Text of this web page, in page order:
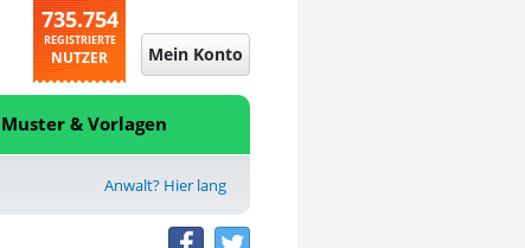
735.754
REGISTRIERTE
NUTZER Mein Konto
Muster & Vorlagen
Anwalt? Hier lang